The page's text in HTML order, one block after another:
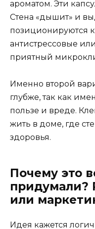
ароматом. Эти
Стена «дышит» и
позиционируются
антистрессовые
приятный
Именно второй
глубже, так как
пользе и вреде.
жить в доме, где
здоровья.
Почему это
придумали?
или
Идея кажется